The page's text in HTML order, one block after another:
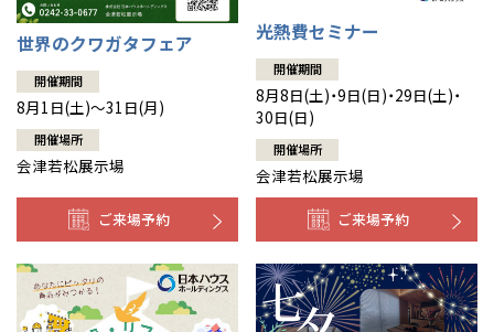
世界のクワガタフェア
開催期間
8月1日(土)～31日(月)
開催場所
会津若松展示場
ご来場予約
光熱費セミナー
開催期間
8月8日(土)・9日(日)・29日(土)・
30日(日)
開催場所
会津若松展示場
ご来場予約